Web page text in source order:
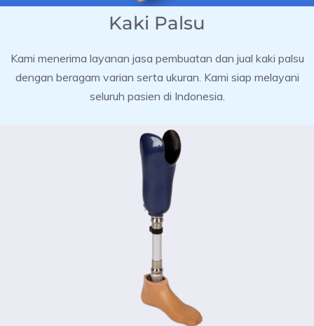
Kaki Palsu
Kami menerima layanan jasa pembuatan dan jual kaki palsu
dengan beragam varian serta ukuran. Kami siap melayani
seluruh pasien di Indonesia.